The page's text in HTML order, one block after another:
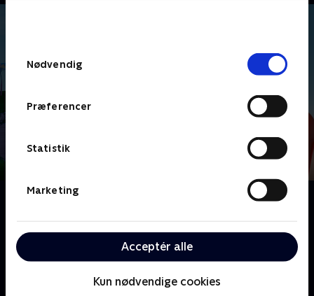
Nødvendig
Præferencer
Statistik
Marketing
Acceptér alle
Kun nødvendige cookies
Om Monchhichi
sovevogtere Monchhichi, der tager på magiske
eventyr.